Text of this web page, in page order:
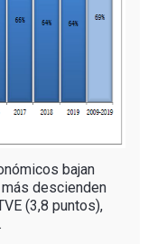
bajan
descienden
(3,8 puntos),